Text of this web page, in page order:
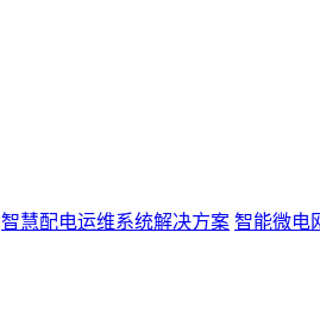
智慧配电运维系统解决方案 智能微电